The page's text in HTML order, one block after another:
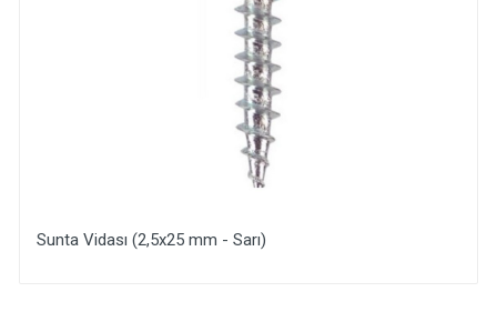
Sunta Vidası (2,5x25 mm - Sarı)